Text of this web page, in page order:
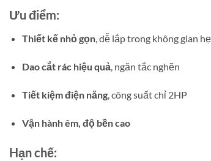
Ưu điểm:
Thiết kế nhỏ gọn, dễ lắp trong không gian
Dao cắt rác hiệu quả, ngăn tắc nghẽn
Tiết kiệm điện năng, công suất chỉ 2HP
Vận hành êm, độ bền cao
Hạn chế: